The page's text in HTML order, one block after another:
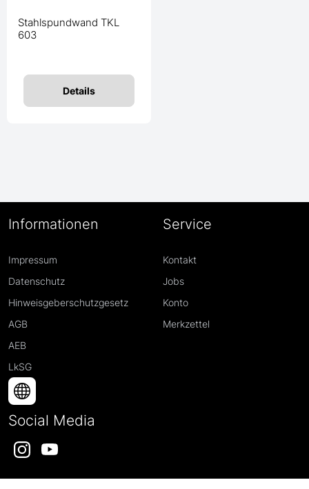
Stahlspundwand TKL
603
Details
Informationen
Impressum
Datenschutz
Hinweisgeberschutzgesetz
AGB
AEB
LkSG
Service
Kontakt
Jobs
Konto
Merkzettel
Social Media
InstagramYouTube